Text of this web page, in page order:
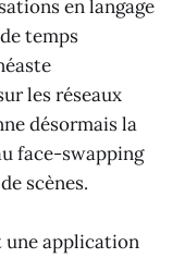
en langage
temps
les réseaux
désormais la
face-swapping
scènes.
une application